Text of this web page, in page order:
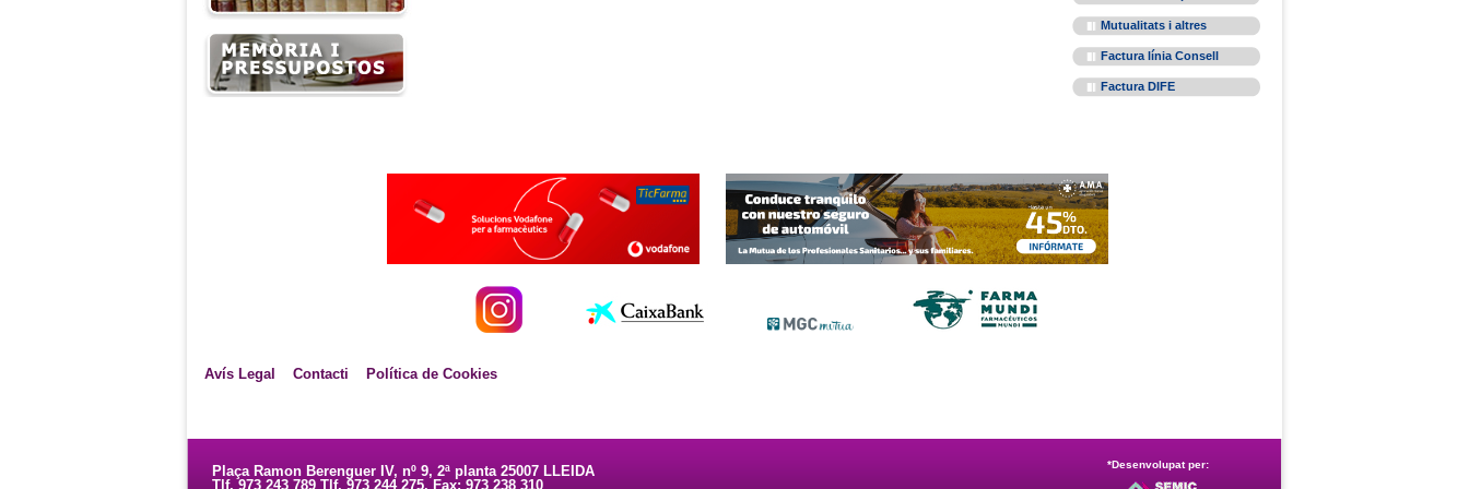
Mutualitats i altres
Factura línia Consell
Factura DIFE
Avís Legal Contacti Política de Cookies
Plaça Ramon Berenguer IV, nº 9, 2ª planta 25007 LLEIDA
Tlf. 973 243 789 Tlf. 973 244 275. Fax: 973 238 310
*Desenvolupat per: